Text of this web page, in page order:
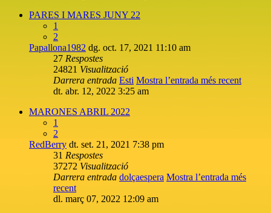
PARES I MARES JUNY 22
1
2
Papallona1982 dg. oct. 17, 2021 11:10 am
27 Respostes
24821 Visualització
Darrera entrada Esti Mostra l’entrada més recent
dt. abr. 12, 2022 3:25 am
MARONES ABRIL 2022
1
2
RedBerry dt. set. 21, 2021 7:38 pm
31 Respostes
37272 Visualització
Darrera entrada dolçaespera Mostra l’entrada més
recent
dl. març 07, 2022 12:09 am